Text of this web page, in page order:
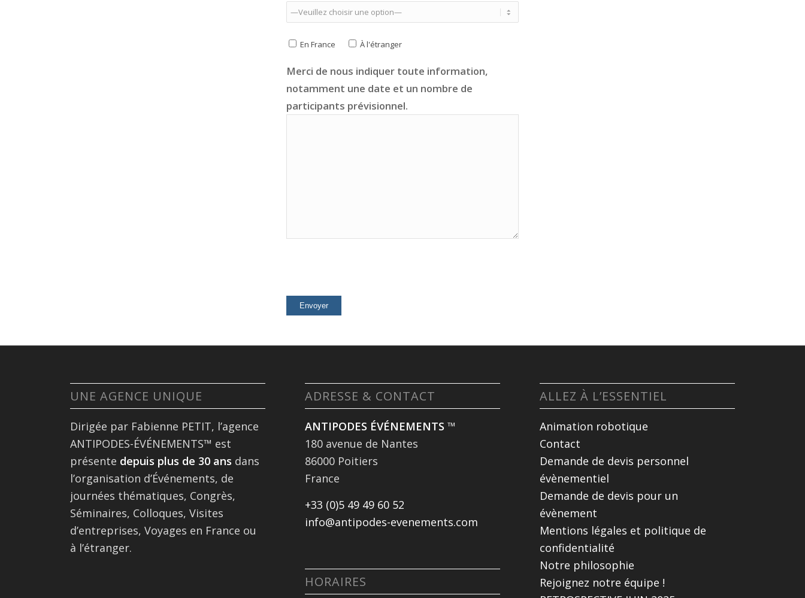
En France À l'étranger
Merci de nous indiquer toute information,
notamment une date et un nombre de
participants prévisionnel.
UNE AGENCE UNIQUE
Dirigée par Fabienne PETIT, l’agence
ANTIPODES-ÉVÉNEMENTS™ est
présente depuis plus de 30 ans dans
l’organisation d’Événements, de
journées thématiques, Congrès,
Séminaires, Colloques, Visites
d’entreprises, Voyages en France ou
à l’étranger.
ADRESSE & CONTACT
ANTIPODES ÉVÉNEMENTS™
180 avenue de Nantes
86000 Poitiers
France
+33 (0)5 49 49 60 52
info@antipodes-evenements.com
HORAIRES
ALLEZ À L’ESSENTIEL
Animation robotique
Contact
Demande de devis personnel
évènementiel
Demande de devis pour un
évènement
Mentions légales et politique de
confidentialité
Notre philosophie
Rejoignez notre équipe !